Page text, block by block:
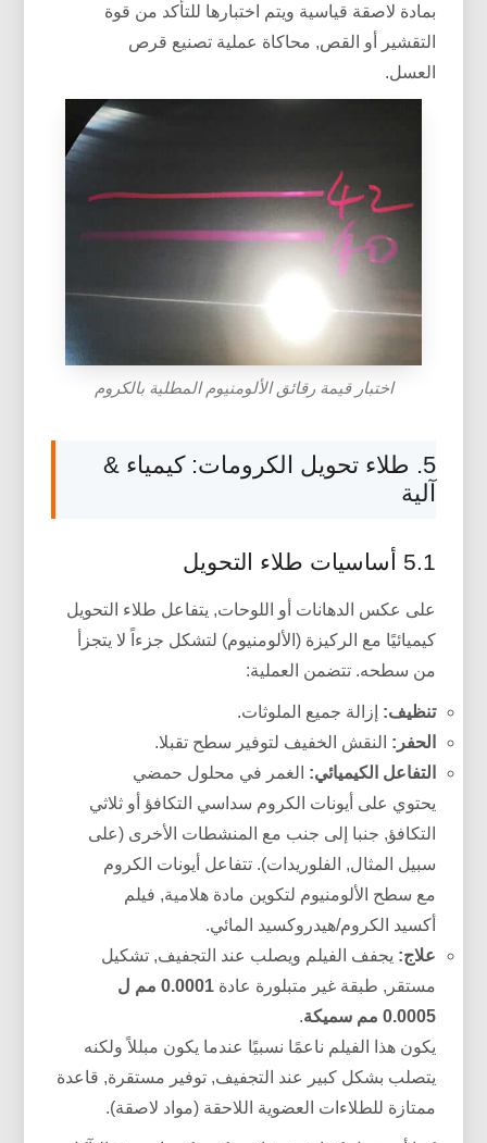
بمادة لاصقة قياسية ويتم اختبارها للتأكد من قوة
التقشير أو القص, محاكاة عملية تصنيع قرص
العسل.
اختبار قيمة رقائق الألومنيوم المطلية بالكروم
5. طلاء تحويل الكرومات: كيمياء &
آلية
5.1 أساسيات طلاء التحويل
على عكس الدهانات أو اللوحات, يتفاعل طلاء التحويل
كيميائيًا مع الركيزة (الألومنيوم) لتشكل جزءاً لا يتجزأ
من سطحه. تتضمن العملية:
تنظيف: إزالة جميع الملوثات.
الحفر: النقش الخفيف لتوفير سطح تقبلا.
التفاعل الكيميائي: الغمر في محلول حمضي
يحتوي على أيونات الكروم سداسي التكافؤ أو ثلاثي
التكافؤ, جنبا إلى جنب مع المنشطات الأخرى (على
سبيل المثال, الفلوريدات). تتفاعل أيونات الكروم
مع سطح الألومنيوم لتكوين مادة هلامية, فيلم
أكسيد الكروم/هيدروكسيد المائي.
علاج: يجفف الفيلم ويصلب عند التجفيف, تشكيل
مستقر, طبقة غير متبلورة عادة
0.0001 مم ل
0.0005 مم سميكة
.
يكون هذا الفيلم ناعمًا نسبيًا عندما يكون مبللاً ولكنه
يتصلب بشكل كبير عند التجفيف, توفير مستقرة, قاعدة
ممتازة للطلاءات العضوية اللاحقة (مواد لاصقة).